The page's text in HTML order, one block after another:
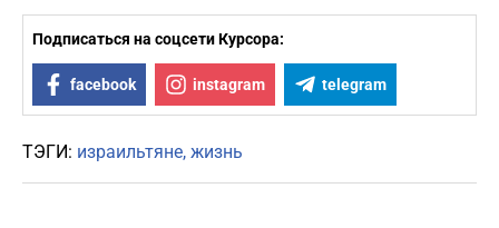
Подписаться на соцсети Курсора:
facebook instagram telegram
ТЭГИ: израильтяне жизнь